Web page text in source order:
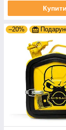
Купити
–20%